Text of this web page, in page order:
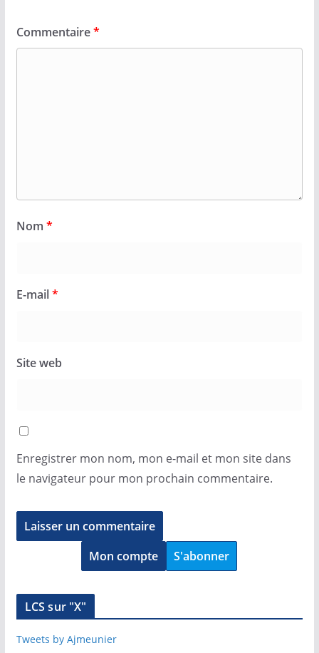
Commentaire*
Nom *
E-mail*
Site web
Enregistrer mon nom, mon e-mail et mon site dans
le navigateur pour mon prochain commentaire.
Mon compte S'abonner
LCS sur "X"
Tweets by Ajmeunier